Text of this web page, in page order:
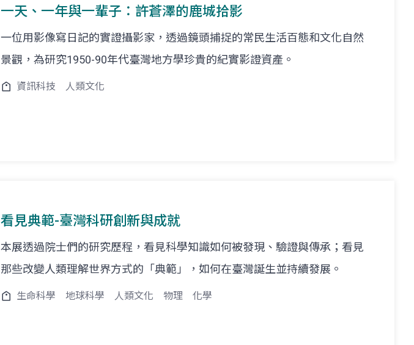
一天、一年與一輩子：許蒼澤的鹿城拾影
一位用影像寫日記的實證攝影家，透過鏡頭捕捉的常民生活百態和文化自然
景觀，為研究1950-90年代臺灣地方學珍貴的紀實影證資產。
資訊科技 人類文化
看見典範-臺灣科研創新與成就
本展透過院士們的研究歷程，看見科學知識如何被發現、驗證與傳承；看見
那些改變人類理解世界方式的「典範」，如何在臺灣誕生並持續發展。
生命科學 地球科學 人類文化 物理 化學